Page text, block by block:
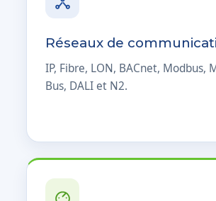
Réseaux de
IP, Fibre, LON, BACnet, Modbus,
Bus, DALI et N2.